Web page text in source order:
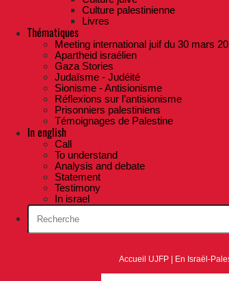
Culture palestinienne
Livres
Thématiques
Meeting international juif du 30 mars
Apartheid israélien
Gaza Stories
Judaïsme - Judéité
Sionisme - Antisionisme
Réflexions sur l’antisionisme
Prisonniers palestiniens
Témoignages de Palestine
In english
Call
To understand
Analysis and debate
Statement
Testimony
In israel
Accueil UJFP En Israël-